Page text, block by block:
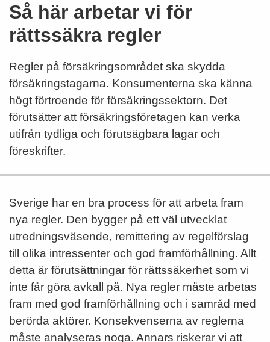
Så här arbetar vi för
rättssäkra regler
Regler på försäkringsområdet ska skydda
försäkringstagarna. Konsumenterna ska känna
högt förtroende för försäkringssektorn. Det
förutsätter att försäkringsföretagen kan verka
utifrån tydliga och förutsägbara lagar och
föreskrifter.
Sverige har en bra process för att arbeta fram
nya regler. Den bygger på ett väl utvecklat
utredningsväsende, remittering av regelförslag
till olika intressenter och god framförhållning. Allt
detta är förutsättningar för rättssäkerhet som vi
inte får göra avkall på. Nya regler måste arbetas
fram med god framförhållning och i samråd med
berörda aktörer. Konsekvenserna av reglerna
måste analyseras noga. Annars riskerar vi att